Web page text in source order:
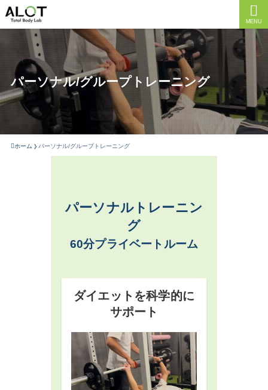
MENU
パーソナル/グループトレーニング
ホーム パーソナル/グループトレーニング
パーソナルトレーニン
グ
60分プライベートルーム
ダイエットを科学的に
サポート